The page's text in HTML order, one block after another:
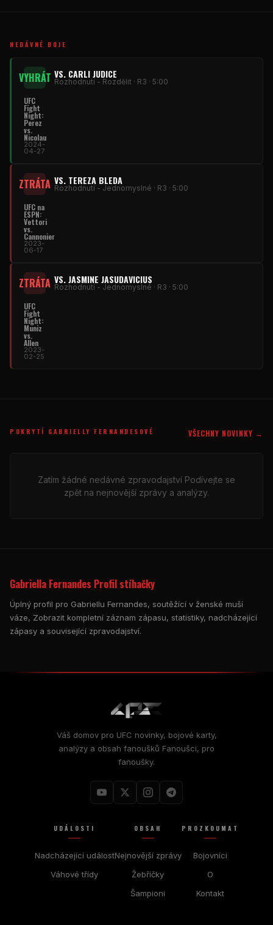
NEDÁVNÉ BOJE
VYHRÁT VS. CARLI JUDICE
Rozhodnutí - Rozdělit · R3 · 5:00
UFC
Fight
Night:
Perez
vs.
Nicolau
2024-
04-27
ZTRÁTA VS. TEREZA BLEDA
Rozhodnutí - Jednomyslné · R3 · 5:00
UFC na
ESPN:
Vettori
vs.
Cannonier
2023-
06-17
ZTRÁTA VS. JASMINE JASUDAVICIUS
Rozhodnutí - Jednomyslné · R3 · 5:00
UFC
Fight
Night:
Muniz
vs.
Allen
2023-
02-25
POKRYTÍ GABRIELLY FERNANDESOVÉ VŠECHNY NOVINKY →
Zatím žádné nedávné zpravodajství Podívejte se
zpět na nejnovější zprávy a analýzy.
Gabriella Fernandes Profil stíhačky
Úplný profil pro Gabriellu Fernandes, soutěžící v ženské muší
váze, Zobrazit kompletní záznam zápasu, statistiky, nadcházející
zápasy a související zpravodajství.
Váš domov pro UFC novinky, bojové karty,
analýzy a obsah fanoušků Fanoušci, pro
fanoušky.
UDÁLOSTI
Nadcházející událost
Váhové třídy
OBSAH
Nejnovější zprávy
Žebříčky
Šampioni
PROZKOUMAT
Bojovníci
O
Kontakt